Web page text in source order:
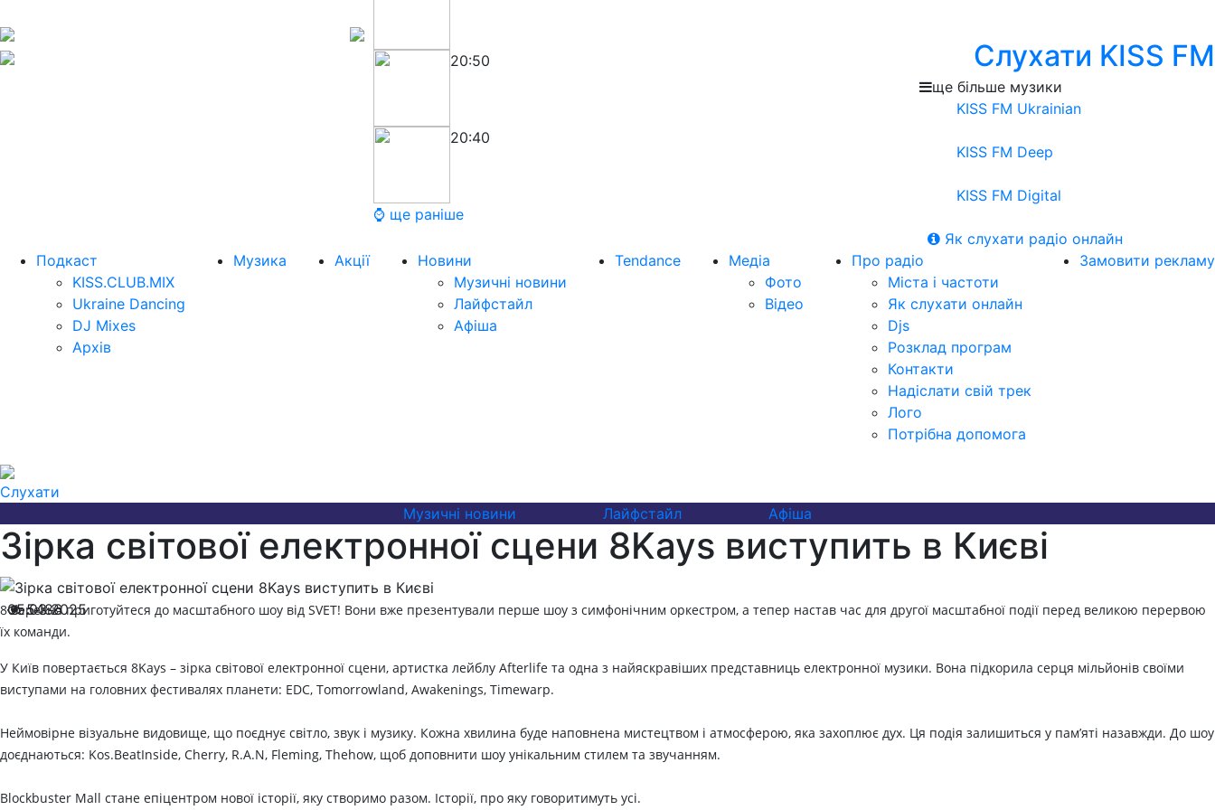
20:50
20:40
⌚ ще раніше
Слухати KISS FM
ще більше музики
KISS FM Ukrainian
KISS FM Deep
KISS FM Digital
Як слухати радіо онлайн
Подкаст
KISS.CLUB.MIX
Ukraine Dancing
DJ Mixes
Архів
Музика Акції
Новини
Музичні новини
Лайфстайл
Афіша
Tendance
Медіа
Фото
Відео
Про радіо
Міста і частоти
Як слухати онлайн
Djs
Розклад програм
Контакти
Надіслати свій трек
Лого
Потрібна допомога
Замовити рекламу
Слухати
Музичні новини
Лайфстайл Афіша
Зірка світової електронної сцени 8Kays виступить в Києві
05.03.2025
5486
8 березня приготуйтеся до масштабного шоу від SVET! Вони вже презентували перше шоу з симфонічним оркестром, а тепер настав час для другої масштабної події перед великою перервою
їх команди.
У Київ повертається 8Kays – зірка світової електронної сцени, артистка лейблу Afterlife та одна з найяскравіших представниць електронної музики. Вона підкорила серця мільйонів своїми
виступами на головних фестивалях планети: EDC, Tomorrowland, Awakenings, Timewarp.
Неймовірне візуальне видовище, що поєднує світло, звук і музику. Кожна хвилина буде наповнена мистецтвом і атмосферою, яка захоплює дух. Ця подія залишиться у пам’яті назавжди. До шоу
доєднаються: Kos.BeatInside, Сherry, R.A.N, Fleming, Thehow, щоб доповнити шоу унікальним стилем та звучанням.
Blockbuster Mall стане епіцентром нової історії, яку створимо разом. Історії, про яку говоритимуть усі.